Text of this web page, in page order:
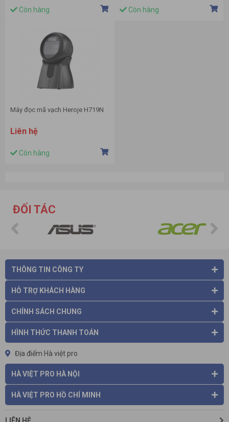
Còn hàng Còn hàng
Máy đọc mã vạch Heroje H719N
Liên hệ
Còn hàng
ĐỐI TÁC
THÔNG TIN CÔNG TY
HỖ TRỢ KHÁCH HÀNG
CHÍNH SÁCH CHUNG
HÌNH THỨC THANH TOÁN
Địa điểm Hà việt pro
HÀ VIỆT PRO HÀ NỘI
HÀ VIỆT PRO HỒ CHÍ MINH